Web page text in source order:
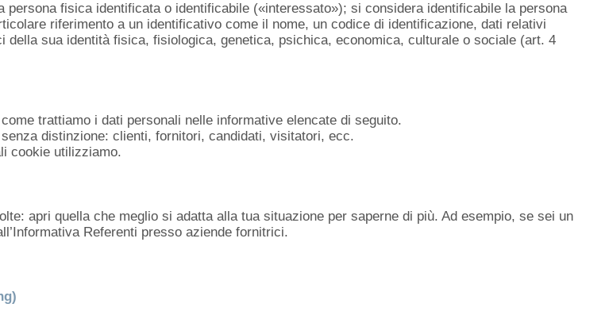
fisica identificata o identificabile («interessato»); si considera identificabile la persona
riferimento a un identificativo come il nome, un codice di identificazione, dati relativi
della sua identità fisica, fisiologica, genetica, psichica, economica, culturale o sociale (art. 4
trattiamo i dati personali nelle informative elencate di seguito.
distinzione: clienti, fornitori, candidati, visitatori, ecc.
cookie utilizziamo.
apri quella che meglio si adatta alla tua situazione per saperne di più. Ad esempio, se sei un
Referenti presso aziende fornitrici.